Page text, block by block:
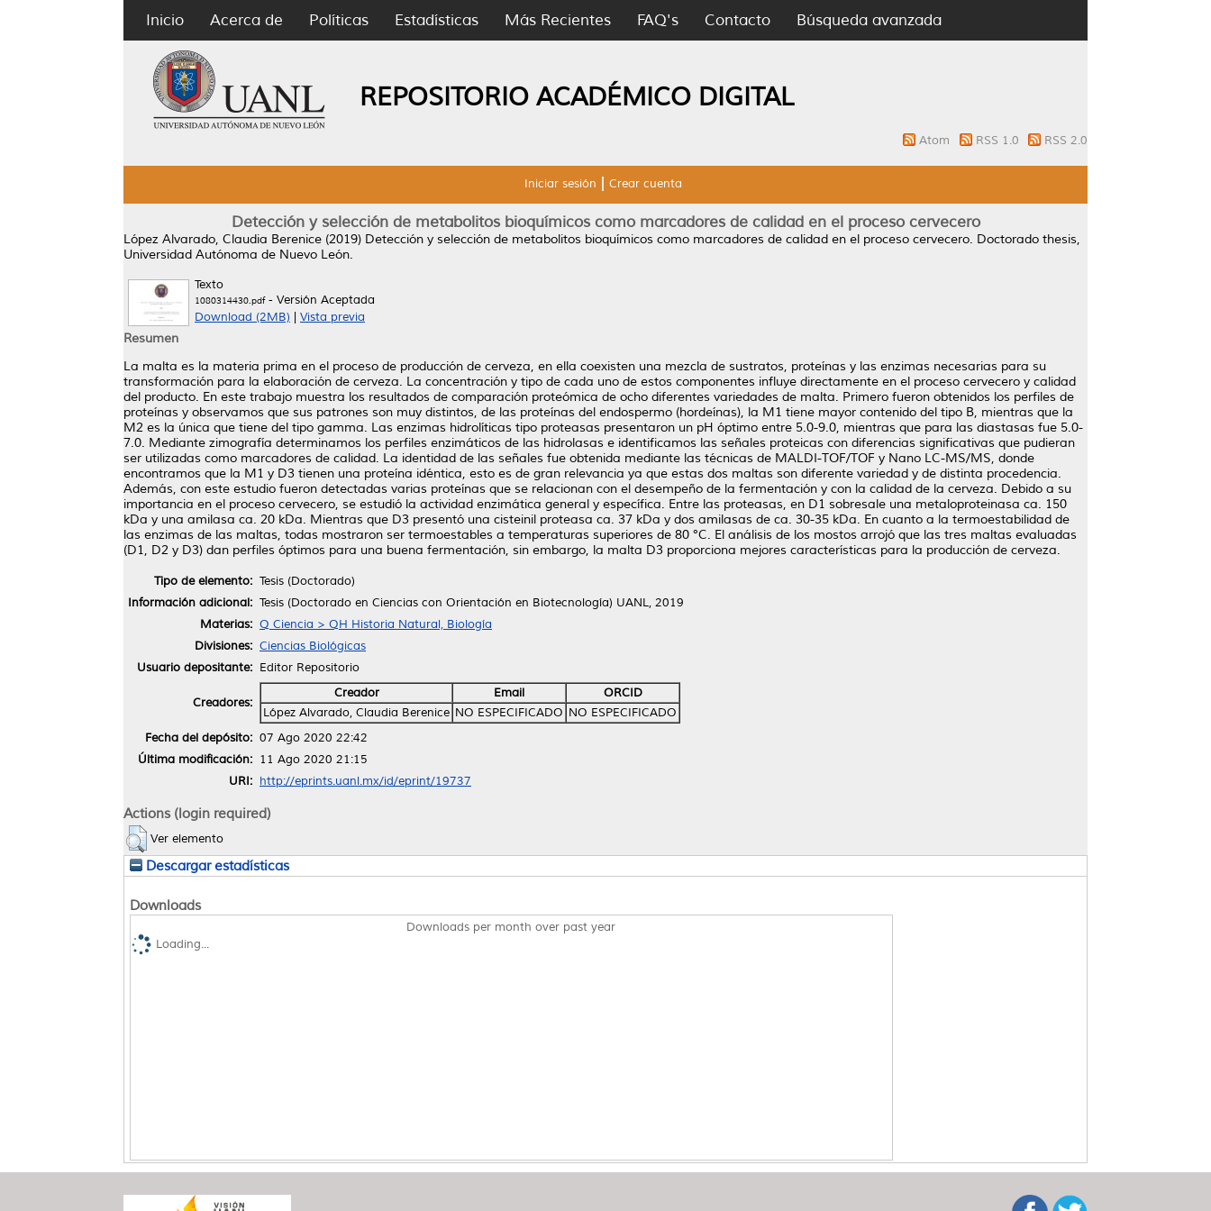
Inicio Acerca de Políticas Estadísticas Más Recientes FAQ's Contacto Búsqueda avanzada
REPOSITORIO ACADÉMICO DIGITAL
Atom RSS 1.0 RSS 2.0
Iniciar sesión Crear cuenta
Detección y selección de metabolitos bioquímicos como marcadores de calidad en el proceso cervecero
López Alvarado, Claudia Berenice (2019) Detección y selección de metabolitos bioquímicos como marcadores de calidad en el proceso cervecero. Doctorado thesis,
Universidad Autónoma de Nuevo León.
Texto
1080314430.pdf- Versión Aceptada
Download (2MB)
Vista previa
Resumen
La malta es la materia prima en el proceso de producción de cerveza, en ella coexisten una mezcla de sustratos, proteínas y las enzimas necesarias para su
transformación para la elaboración de cerveza. La concentración y tipo de cada uno de estos componentes influye directamente en el proceso cervecero y calidad
del producto. En este trabajo muestra los resultados de comparación proteómica de ocho diferentes variedades de malta. Primero fueron obtenidos los perfiles de
proteínas y observamos que sus patrones son muy distintos, de las proteínas del endospermo (hordeínas), la M1 tiene mayor contenido del tipo B, mientras que la
M2 es la única que tiene del tipo gamma. Las enzimas hidrolíticas tipo proteasas presentaron un pH óptimo entre 5.0-9.0, mientras que para las diastasas fue 5.0-
7.0. Mediante zimografía determinamos los perfiles enzimáticos de las hidrolasas e identificamos las señales proteicas con diferencias significativas que pudieran
ser utilizadas como marcadores de calidad. La identidad de las señales fue obtenida mediante las técnicas de MALDI-TOF/TOF y Nano LC-MS/MS, donde
encontramos que la M1 y D3 tienen una proteína idéntica, esto es de gran relevancia ya que estas dos maltas son diferente variedad y de distinta procedencia.
Además, con este estudio fueron detectadas varias proteínas que se relacionan con el desempeño de la fermentación y con la calidad de la cerveza. Debido a su
importancia en el proceso cervecero, se estudió la actividad enzimática general y específica. Entre las proteasas, en D1 sobresale una metaloproteinasa ca. 150
kDa y una amilasa ca. 20 kDa. Mientras que D3 presentó una cisteinil proteasa ca. 37 kDa y dos amilasas de ca. 30-35 kDa. En cuanto a la termoestabilidad de
las enzimas de las maltas, todas mostraron ser termoestables a temperaturas superiores de 80 °C. El análisis de los mostos arrojó que las tres maltas evaluadas
(D1, D2 y D3) dan perfiles óptimos para una buena fermentación, sin embargo, la malta D3 proporciona mejores características para la producción de cerveza.
Tipo de elemento: Tesis (Doctorado)
Información adicional: Tesis (Doctorado en Ciencias con Orientación en Biotecnología) UANL, 2019
Materias: Q Ciencia > QH Historia Natural, Biología
Divisiones: Ciencias Biológicas
Usuario depositante: Editor Repositorio
Creadores:
Creador Email
ORCID
López Alvarado, Claudia Berenice NO ESPECIFICADO NO ESPECIFICADO
Fecha del depósito: 07 Ago 2020 22:42
Última modificación: 11 Ago 2020 21:15
URI: http://eprints.uanl.mx/id/eprint/19737
Actions (login required)
Ver elemento
Descargar estadísticas
Downloads
Downloads per month over past year
Loading...